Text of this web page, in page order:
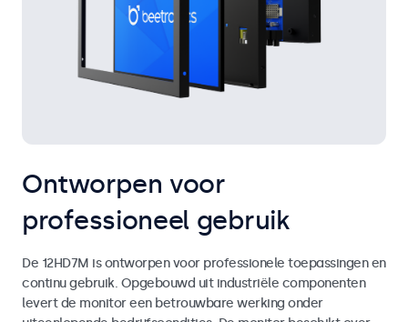
Ontworpen voor
professioneel gebruik
De 12HD7M is ontworpen voor professionele toepassingen en
continu gebruik. Opgebouwd uit industriële componenten
levert de monitor een betrouwbare werking onder